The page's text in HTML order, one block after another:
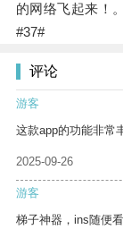
的网络飞起来！。
#37#
评论
游客
这款app的功能非常
2025-09-26
游客
梯子神器，ins随便